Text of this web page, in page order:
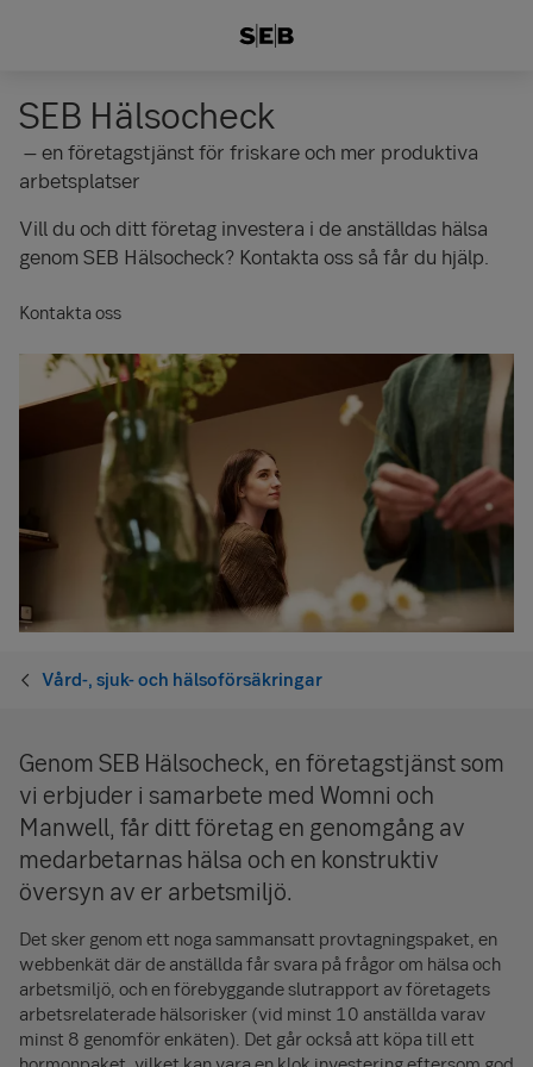
SEB Hälsocheck
– en företagstjänst för friskare och mer produktiva
arbetsplatser
Vill du och ditt företag investera i de anställdas hälsa
genom SEB Hälsocheck? Kontakta oss så får du hjälp.
Kontakta oss
Vård-, sjuk- och hälsoförsäkringar
Genom SEB Hälsocheck, en företagstjänst som
vi erbjuder i samarbete med Womni och
Manwell, får ditt företag en genomgång av
medarbetarnas hälsa och en konstruktiv
översyn av er arbetsmiljö.
Det sker genom ett noga sammansatt provtagningspaket, en
webbenkät där de anställda får svara på frågor om hälsa och
arbetsmiljö, och en förebyggande slutrapport av företagets
arbetsrelaterade hälsorisker (vid minst 10 anställda varav
minst 8 genomför enkäten). Det går också att köpa till ett